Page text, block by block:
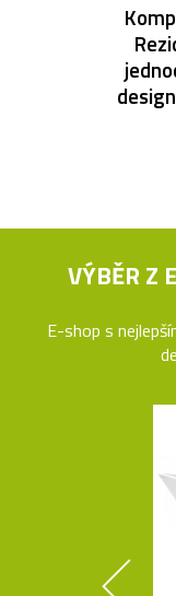
VÝBĚR Z
E-shop s